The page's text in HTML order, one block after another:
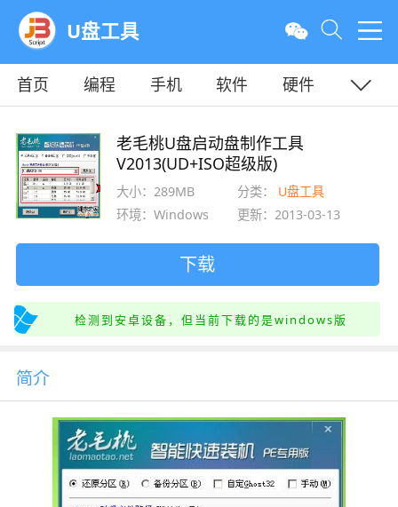
U盘工具
首页 编程 手机 软件
硬件
老毛桃U盘启动盘制作工具
V2013(UD+ISO超级版)
大小：289MB 分类：
U盘工具
环境：Windows
更新：2013-03-13
下载
检测到安卓设备，但当前下载的是windows版
简介